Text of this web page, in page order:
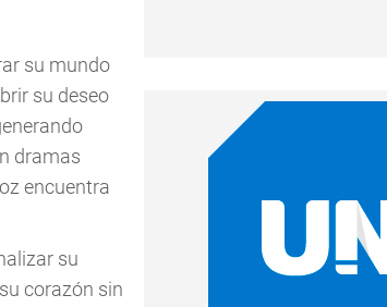
su mundo
su deseo
dramas
encuentra
su
corazón sin